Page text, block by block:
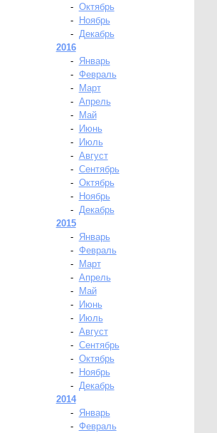
- Октябрь
-
Ноябрь
- Декабрь
2016
-
Январь
- Февраль
-
Март
- Апрель
-
Май
-
Июнь
-
Июль
- Август
- Сентябрь
- Октябрь
-
Ноябрь
- Декабрь
2015
-
Январь
- Февраль
-
Март
- Апрель
-
Май
-
Июнь
-
Июль
- Август
- Сентябрь
- Октябрь
-
Ноябрь
- Декабрь
2014
-
Январь
- Февраль